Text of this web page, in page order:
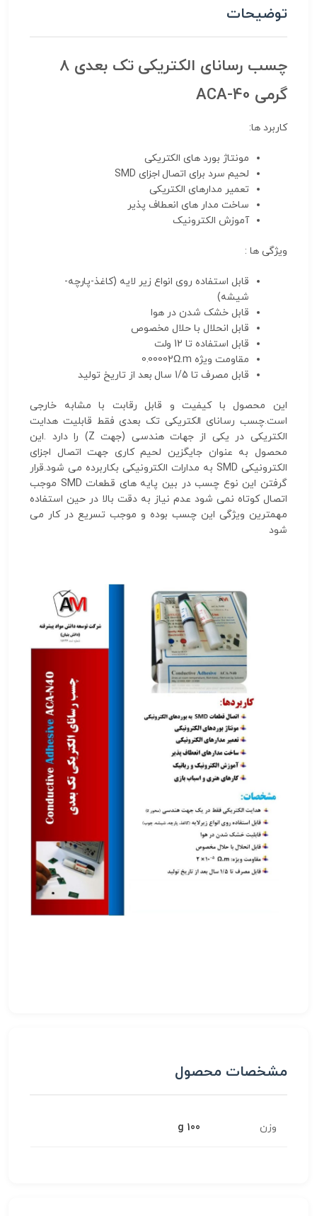
توضیحات
چسب رسانای الکتریکی تک بعدی ۸
گرمی ACA-40
کاربرد ها:
مونتاژ بورد های الکتریکی
لحیم سرد برای اتصال اجزای SMD
تعمیر مدارهای الکتریکی
ساخت مدار های انعطاف پذیر
آموزش الکترونیک
ویژگی ها :
قابل استفاده روی انواع زیر لایه (کاغذ-پارچه-
شیشه)
قابل خشک شدن در هوا
قابل انحلال با حلال مخصوص
قابل استفاده تا 12 ولت
مقاومت ویژه 0.00002
Ω.m
قابل مصرف تا 1/5 سال بعد از تاریخ تولید
این محصول با کیفیت و قابل رقابت با مشابه خارجی
است.چسب رسانای الکتریکی تک بعدی فقط قابلیت هدایت
الکتریکی در یکی از جهات هندسی (جهت Z) را دارد .این
محصول به عنوان جایگزین لحیم کاری جهت اتصال اجزای
الکترونیکی SMD به مدارات الکترونیکی بکاربرده می شود.قرار
گرفتن این نوع چسب در بین پایه های قطعات SMD موجب
اتصال کوتاه نمی شود عدم نیاز به دقت بالا در حین استفاده
مهمترین ویژگی این چسب بوده و موجب تسریع در کار می
شود
مشخصات محصول
وزن 100 g